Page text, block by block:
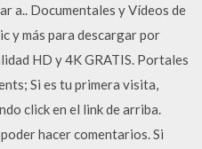
a.. Documentales y Vídeos de
y más para descargar por
HD y 4K GRATIS. Portales
Si es tu primera visita,
click en el link de arriba.
hacer comentarios. Si